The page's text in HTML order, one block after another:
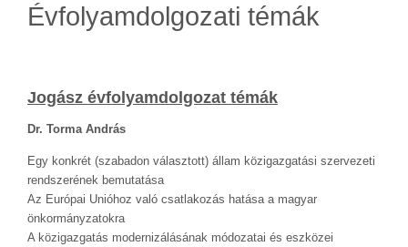
Évfolyamdolgozati témák
Jogász évfolyamdolgozat témák
Dr. Torma András
Egy konkrét (szabadon választott) állam közigazgatási szervezeti
rendszerének bemutatása
Az Európai Unióhoz való csatlakozás hatása a magyar
önkormányzatokra
A közigazgatás modernizálásának módozatai és eszközei